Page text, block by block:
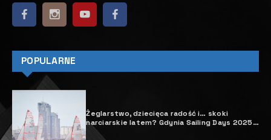
POPULARNE
Żeglarstwo, dziecięca radość i… skoki
narciarskie latem? Gdynia Sailing Days 2025
pełne niespodzianek!